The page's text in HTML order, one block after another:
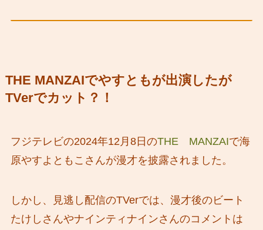
THE MANZAIでやすともが出演したが
TVerでカット？！
フジテレビの2024年12月8日のTHE MANZAIで海
原やすよともこさんが漫才を披露されました。
しかし、見逃し配信のTVerでは、漫才後のビート
たけしさんやナインティナインさんのコメントは